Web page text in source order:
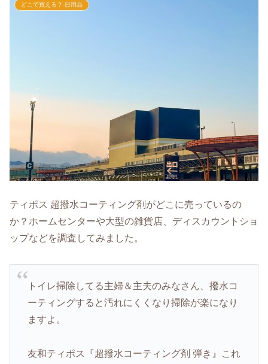
どこで買える？-日用品
ティポス 超撥水コーティング剤がどこに売っているの
か？ホームセンターや大型の雑貨店、ディスカウントショ
ップなどを調査してみました。
トイレ掃除してる主婦＆主夫のみなさん、撥水コ
ーティングすると汚れにくくなり掃除が楽になり
ますよ。
友和ティポス『超撥水コーティング剤 弾き』これ